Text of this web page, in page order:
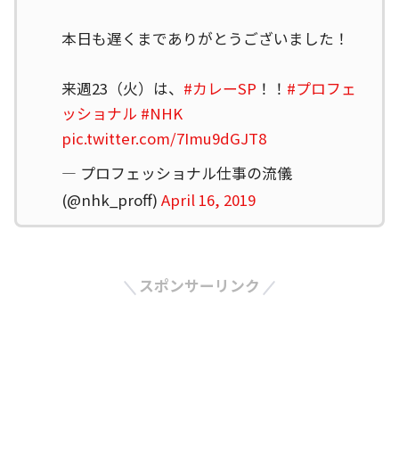
本日も遅くまでありがとうございました！
来週23（火）は、 #カレーSP ！！ #プロフェ
ッショナル #NHK
pic.twitter.com/7Imu9dGJT8
— プロフェッショナル仕事の流儀
(@nhk_proff) April 16, 2019
スポンサーリンク